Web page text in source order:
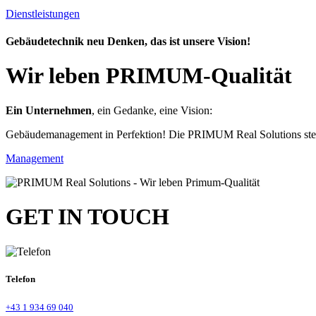
Dienstleistungen
Gebäudetechnik neu Denken, das ist unsere Vision!
Wir leben PRIMUM-Qualität
Ein Unternehmen, ein Gedanke, eine Vision:
Gebäudemanagement in Perfektion! Die PRIMUM Real Solutions
Management
GET IN TOUCH
Telefon
+43 1 934 69 040